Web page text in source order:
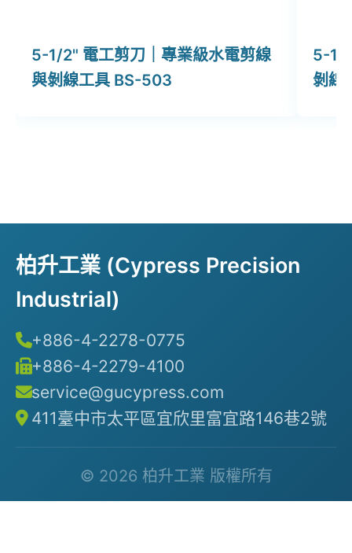
5-1/2" 電工剪刀｜專業級水電剪線
與剝線工具 BS-503
5-1/
剝線
柏升工業 (Cypress Precision
Industrial)
+886-4-2278-0775
+886-4-2279-4100
service@gucypress.com
411臺中市太平區宜欣里富宜路146巷2號
© 2026 柏升工業 版權所有